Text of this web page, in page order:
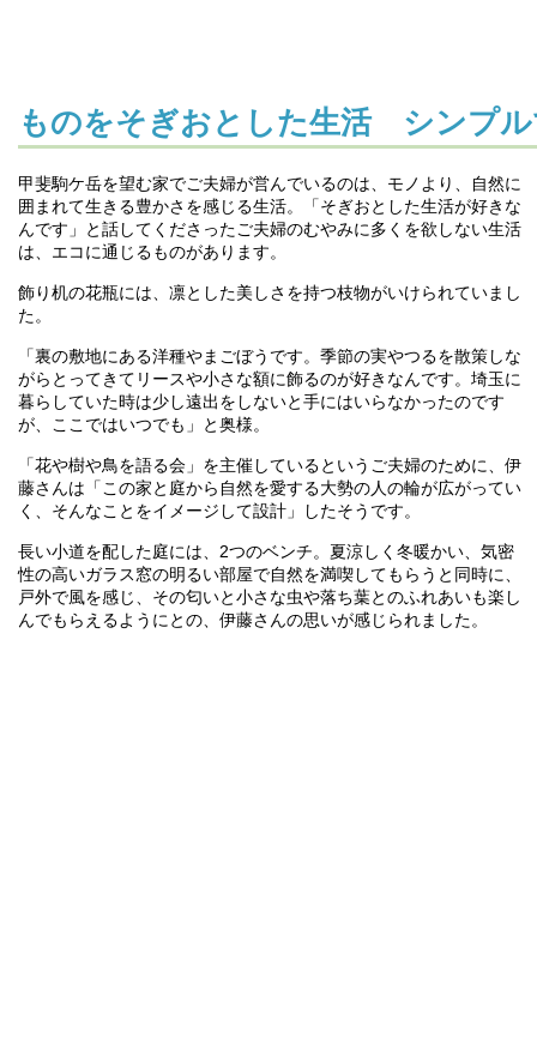
ものをそぎおとした生活 シンプ
甲斐駒ケ岳を望む家でご夫婦が営んでいるのは、モノより、自然に
囲まれて生きる豊かさを感じる生活。「そぎおとした生活が好きな
んです」と話してくださったご夫婦のむやみに多くを欲しない生活
は、エコに通じるものがあります。
飾り机の花瓶には、凛とした美しさを持つ枝物がいけられていまし
た。
「裏の敷地にある洋種やまごぼうです。季節の実やつるを散策しな
がらとってきてリースや小さな額に飾るのが好きなんです。埼玉に
暮らしていた時は少し遠出をしないと手にはいらなかったのです
が、ここではいつでも」と奥様。
「花や樹や鳥を語る会」を主催しているというご夫婦のために、伊
藤さんは「この家と庭から自然を愛する大勢の人の輪が広がってい
く、そんなことをイメージして設計」したそうです。
長い小道を配した庭には、2つのベンチ。夏涼しく冬暖かい、気密
性の高いガラス窓の明るい部屋で自然を満喫してもらうと同時に、
戸外で風を感じ、その匂いと小さな虫や落ち葉とのふれあいも楽し
んでもらえるようにとの、伊藤さんの思いが感じられました。